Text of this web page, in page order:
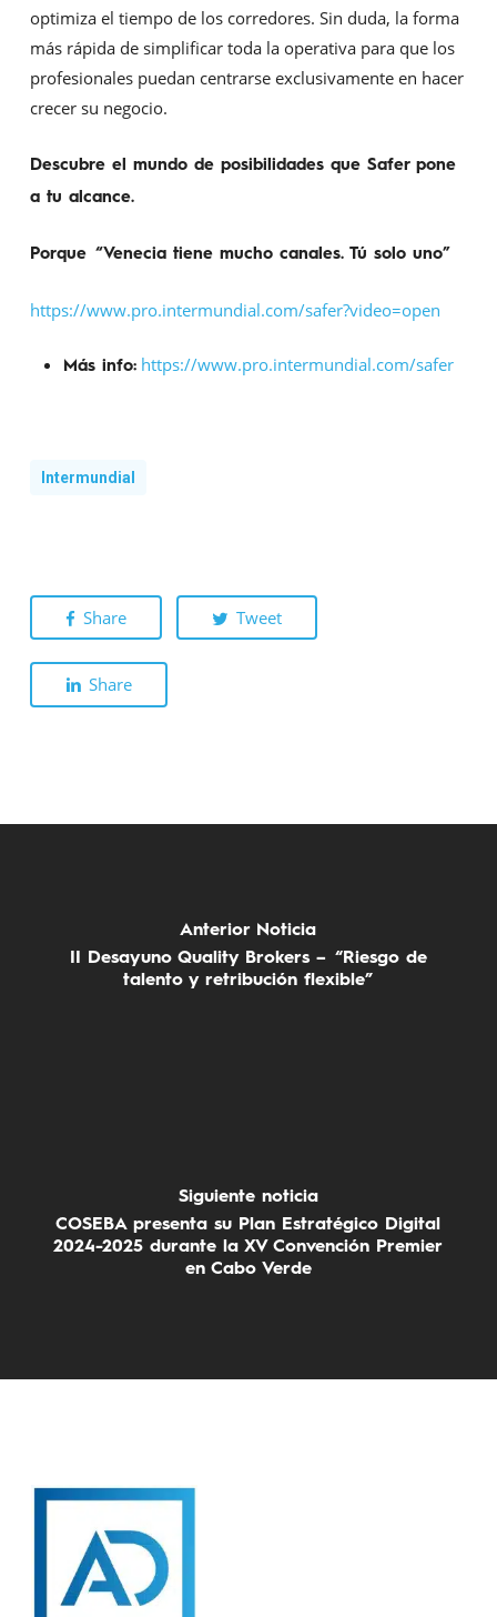
optimiza el tiempo de los corredores. Sin duda, la forma
más rápida de simplificar toda la operativa para que los
profesionales puedan centrarse exclusivamente en hacer
crecer su negocio.
Descubre el mundo de posibilidades que Safer pone
a tu alcance.
Porque “Venecia tiene mucho canales. Tú solo uno”
https://www.pro.intermundial.com/safer?video=open
Más info: https://www.pro.intermundial.com/safer
Intermundial
Share Tweet
Share
Anterior Noticia
II Desayuno Quality Brokers – “Riesgo de
talento y retribución flexible”
Siguiente noticia
COSEBA presenta su Plan Estratégico Digital
2024-2025 durante la XV Convención Premier
en Cabo Verde